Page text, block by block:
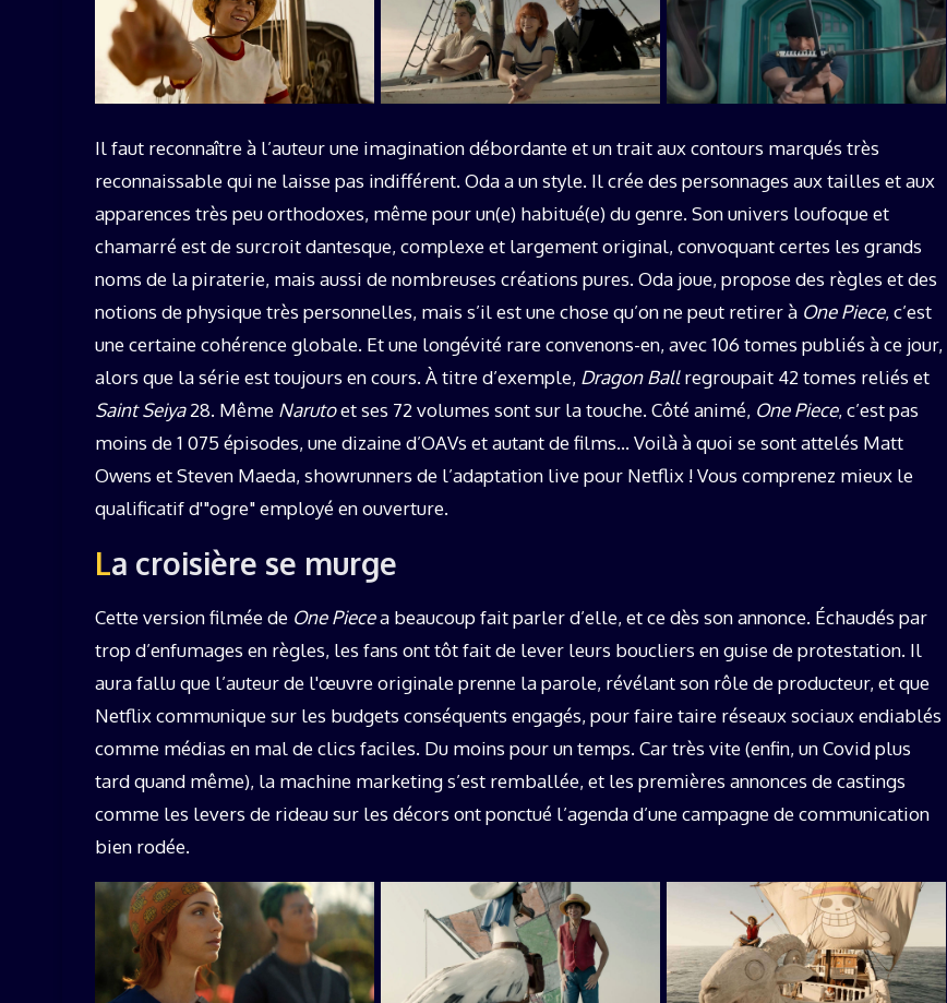
Il faut reconnaître à l’auteur une imagination débordante et un trait aux contours marqués très
reconnaissable qui ne laisse pas indifférent. Oda a un style. Il crée des personnages aux tailles et aux
apparences très peu orthodoxes, même pour un(e) habitué(e) du genre. Son univers loufoque et
chamarré est de surcroit dantesque, complexe et largement original, convoquant certes les grands
noms de la piraterie, mais aussi de nombreuses créations pures. Oda joue, propose des règles et des
notions de physique très personnelles, mais s’il est une chose qu’on ne peut retirer à One Piece, c’est
une certaine cohérence globale. Et une longévité rare convenons-en, avec 106 tomes publiés à ce jour,
alors que la série est toujours en cours. À titre d’exemple, Dragon Ballregroupait 42 tomes reliés et
Saint Seiya28. Même Narutoet ses 72 volumes sont sur la touche. Côté animé, One Piece, c’est pas
moins de 1 075 épisodes, une dizaine d’OAVs et autant de films… Voilà à quoi se sont attelés Matt
Owens et Steven Maeda, showrunners de l’adaptation live pour Netflix ! Vous comprenez mieux le
qualificatif d'"ogre" employé en ouverture.
La croisière se murge
Cette version filmée de One Piecea beaucoup fait parler d’elle, et ce dès son annonce. Échaudés par
trop d’enfumages en règles, les fans ont tôt fait de lever leurs boucliers en guise de protestation. Il
aura fallu que l’auteur de l'œuvre originale prenne la parole, révélant son rôle de producteur, et que
Netflix communique sur les budgets conséquents engagés, pour faire taire réseaux sociaux endiablés
comme médias en mal de clics faciles. Du moins pour un temps. Car très vite (enfin, un Covid plus
tard quand même), la machine marketing s’est remballée, et les premières annonces de castings
comme les levers de rideau sur les décors ont ponctué l’agenda d’une campagne de communication
bien rodée.